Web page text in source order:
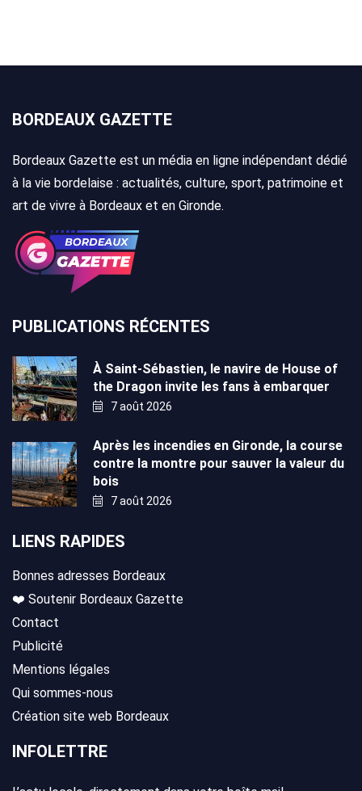
BORDEAUX GAZETTE
Bordeaux Gazette est un média en ligne indépendant dédié
à la vie bordelaise : actualités, culture, sport, patrimoine et
art de vivre à Bordeaux et en Gironde.
PUBLICATIONS RÉCENTES
À Saint-Sébastien, le navire de House of
the Dragon invite les fans à embarquer
7 août 2026
Après les incendies en Gironde, la course
contre la montre pour sauver la valeur du
bois
7 août 2026
LIENS RAPIDES
Bonnes adresses Bordeaux
❤️ Soutenir Bordeaux Gazette
Contact
Publicité
Mentions légales
Qui sommes-nous
Création site web Bordeaux
INFOLETTRE